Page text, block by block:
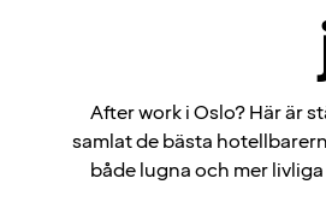
After work i Oslo? Här är
samlat de bästa
både lugna och mer